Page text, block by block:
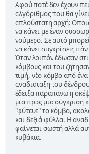
Αφού ποτέ δεν έχουν
αλγόριθμος που θα
απλούστατη αρχή:
να κάνει με έναν
νούμερο. Σε αυτό
να κάνει συγκρίσεις
Όταν λοιπόν έδωσαν
κόμβους και του
τιμή, νέο κόμβο από
αναδιάταξη του
έδειξα παραπάνω η
μια προς μια σύγκριση
"φύτευε" το κόμβο,
και δεξιά φύλλα. Η
φαίνεται σωστή αλλά
κυβάκια.